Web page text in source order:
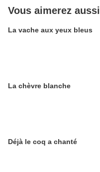
Vous aimerez aussi
La vache aux yeux bleus
La chèvre blanche
Déjà le coq a chanté